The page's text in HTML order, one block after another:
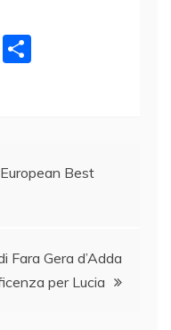
E
vi
Best
Fara Gera d’Adda
per Lucia